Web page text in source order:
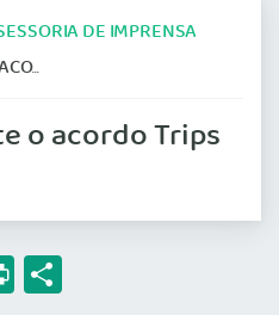
DE IMPRENSA
o acordo Trips
Print